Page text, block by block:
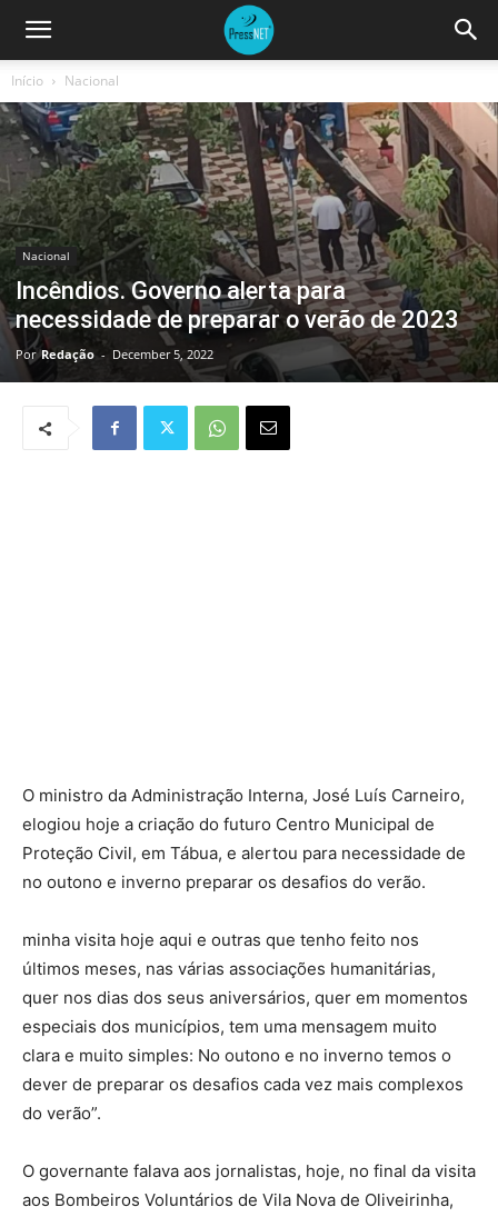
Início Nacional
Nacional
Incêndios. Governo alerta para
necessidade de preparar o verão de 2023
Por Redação - December 5, 2022
O ministro da Administração Interna, José Luís Carneiro,
elogiou hoje a criação do futuro Centro Municipal de
Proteção Civil, em Tábua, e alertou para necessidade de
no outono e inverno preparar os desafios do verão.
minha visita hoje aqui e outras que tenho feito nos
últimos meses, nas várias associações humanitárias,
quer nos dias dos seus aniversários, quer em momentos
especiais dos municípios, tem uma mensagem muito
clara e muito simples: No outono e no inverno temos o
dever de preparar os desafios cada vez mais complexos
do verão”.
O governante falava aos jornalistas, hoje, no final da visita
aos Bombeiros Voluntários de Vila Nova de Oliveirinha,